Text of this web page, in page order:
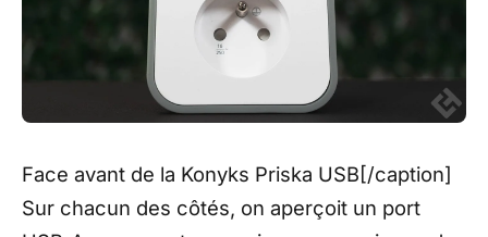
Face avant de la Konyks Priska USB[/caption]
Sur chacun des côtés, on aperçoit un port